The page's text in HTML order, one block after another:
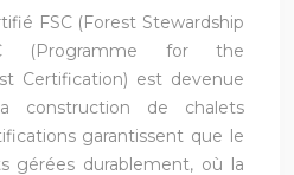
FSC (Forest Stewardship
(Programme for the
Certification) est devenue
construction de chalets
garantissent que le
gérées durablement, où la